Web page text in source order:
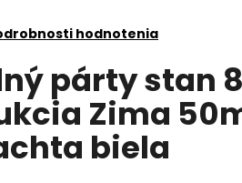
hodnotenia
párty stan
Zima
biela